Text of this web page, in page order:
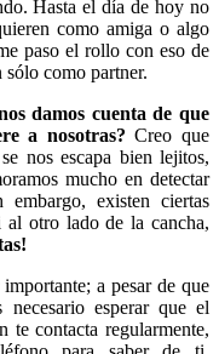
Hasta el día de hoy no
como amiga o algo
paso el rollo con eso de
como partner.
damos cuenta de que
a nosotras? Creo que
nos escapa bien lejitos,
mucho en detectar
existen ciertas
al otro lado de la cancha,
importante; a pesar de que
esperar que el
te contacta regularmente,